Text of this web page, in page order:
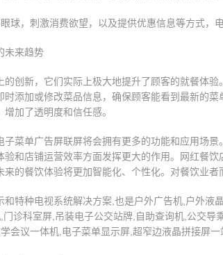
球，刺激消费欲望，以及提供优惠信息等方式，
未来趋势
的创新，它们实际上极大地提升了顾客的就餐体
时添加或修改菜品信息，确保顾客能看到最新的
加了透明度和信任感。
菜单广告屏联屏将会拥有更多的功能和应用场
验和店铺运营效率方面发挥更大的作用。网红餐
的餐饮体验将更加智能化、个性化。对餐饮业
和特种电视系统解决方案,也是户外广告机,户外
诊科室屏,吊装电子公交站牌,自助查询机,公交
会议一体机,电子菜单显示屏,超窄边液晶拼接屏